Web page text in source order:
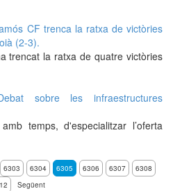
CF trenca la ratxa de victòries
(2-3).
trencat la ratxa de quatre victòries
sobre les infraestructures
temps, d'especialitzar l’oferta
6303 6304 6305 6306 6307
6308
Següent